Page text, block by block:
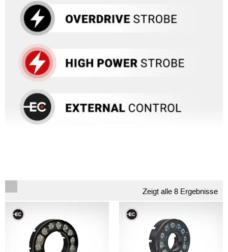
Zeigt alle 8 Ergebnisse